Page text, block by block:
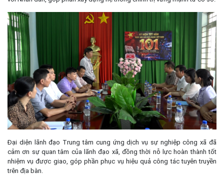
Đại diện lãnh đạo Trung tâm cung ứng dịch vụ sự nghiệp công xã đã
cảm ơn sự quan tâm của lãnh đạo xã, đồng thời nỗ lực hoàn thành tốt
nhiệm vụ được giao, góp phần phục vụ hiệu quả công tác tuyên truyền
trên địa bàn.